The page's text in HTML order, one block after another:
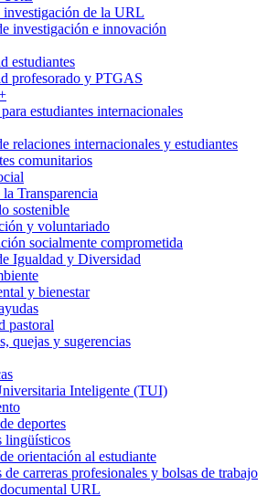
investigación de la URL
investigación e innovación
estudiantes
profesorado y PTGAS
estudiantes internacionales
relaciones internacionales y estudiantes
comunitarios
Transparencia
sostenible
y voluntariado
socialmente comprometida
Igualdad y Diversidad
y bienestar
pastoral
quejas y sugerencias
Inteligente (TUI)
deportes
lingüísticos
orientación al estudiante
de carreras profesionales y bolsas de trabajo
URL